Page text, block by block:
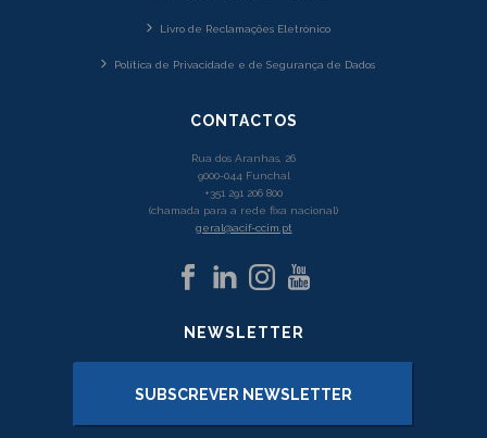
Livro de Reclamações Eletrónico
Política de Privacidade e de Segurança de Dados
CONTACTOS
Rua dos Aranhas, 26
9000-044 Funchal
+351 291 206 800
(chamada para a rede fixa nacional)
geral@acif-ccim.pt
NEWSLETTER
SUBSCREVER NEWSLETTER